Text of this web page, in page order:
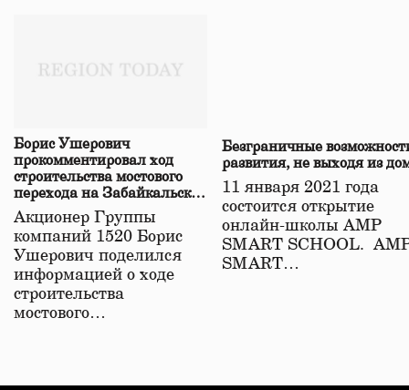
Борис Ушерович
прокомментировал ход
строительства мостового
перехода на Забайкальской
железной дороге
Акционер Группы
компаний 1520 Борис
Ушерович поделился
информацией о ходе
строительства
мостового…
Безграничные
развития, не выходя из
11 января 2021 года
состоится открытие
онлайн-школы АМР
SMART SCHOOL.
SMART…